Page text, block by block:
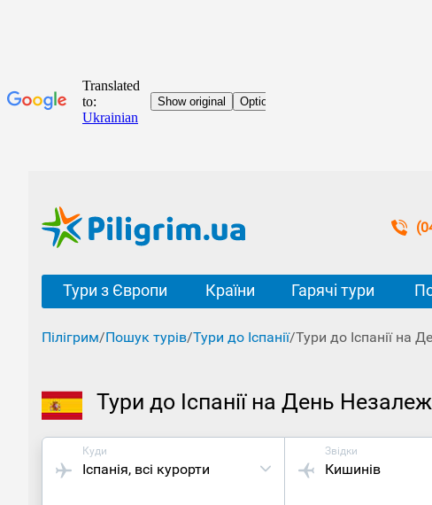
Тури з Європи Країни Гарячі тури
Пілігрим/Пошук турів/Тури до Іспанії/Тури до Іспанії на
Тури до Іспанії на День
Куди
Іспанія, всі курорти
Звідки
Кишинів